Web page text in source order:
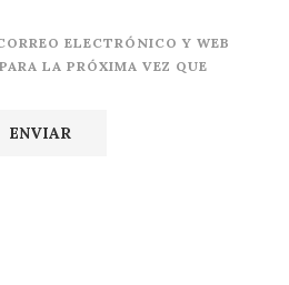
ELECTRÓNICO Y WEB
LA PRÓXIMA VEZ QUE